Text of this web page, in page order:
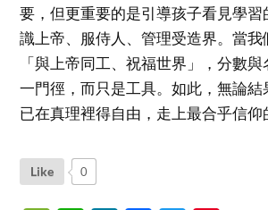
要，但更重要的是引導孩子看見學
識上帝、服侍人、管理受造界。當我
「與上帝同工、祝福世界」，分數
一門徑，而只是工具。如此，無論
已在真理裡得自由，走上最合乎信仰
Like 0